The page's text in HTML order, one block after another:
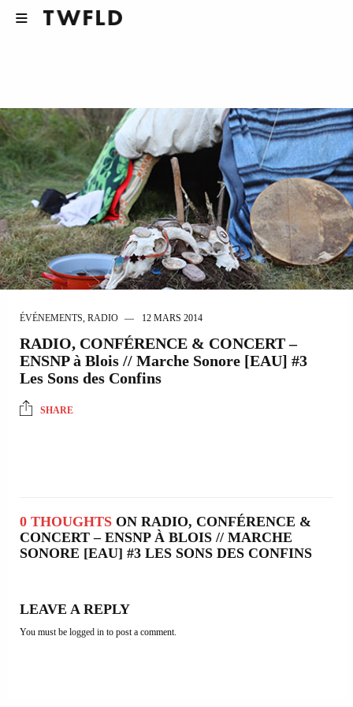
ÉVÉNEMENTS RADIO 12 MARS 2014
RADIO, CONFÉRENCE & CONCERT –
ENSNP à Blois // Marche Sonore [EAU] #3
Les Sons des Confins
SHARE
0 THOUGHTS ON RADIO, CONFÉRENCE &
CONCERT – ENSNP À BLOIS // MARCHE
SONORE [EAU] #3 LES SONS DES CONFINS
LEAVE A REPLY
You must be logged in to post a comment.